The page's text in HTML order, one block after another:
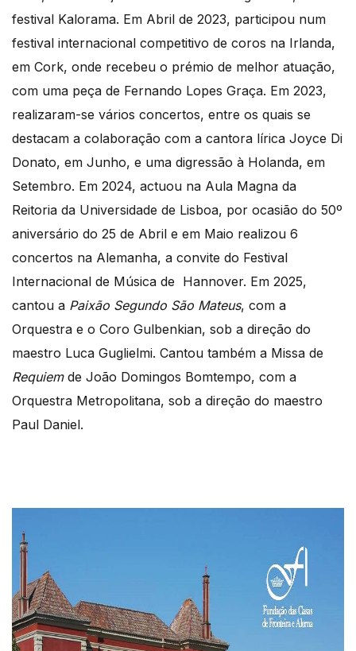
festival Kalorama. Em Abril de 2023, participou num
festival internacional competitivo de coros na Irlanda,
em Cork, onde recebeu o prémio de melhor atuação,
com uma peça de Fernando Lopes Graça. Em 2023,
realizaram-se vários concertos, entre os quais se
destacam a colaboração com a cantora lírica Joyce Di
Donato, em Junho, e uma digressão à Holanda, em
Setembro. Em 2024, actuou na Aula Magna da
Reitoria da Universidade de Lisboa, por ocasião do 50º
aniversário do 25 de Abril e em Maio realizou 6
concertos na Alemanha, a convite do Festival
Internacional de Música de Hannover. Em 2025,
cantou a Paixão Segundo São Mateus, com a
Orquestra e o Coro Gulbenkian, sob a direção do
maestro Luca Guglielmi. Cantou também a Missa de
Requiemde João Domingos Bomtempo, com a
Orquestra Metropolitana, sob a direção do maestro
Paul Daniel.